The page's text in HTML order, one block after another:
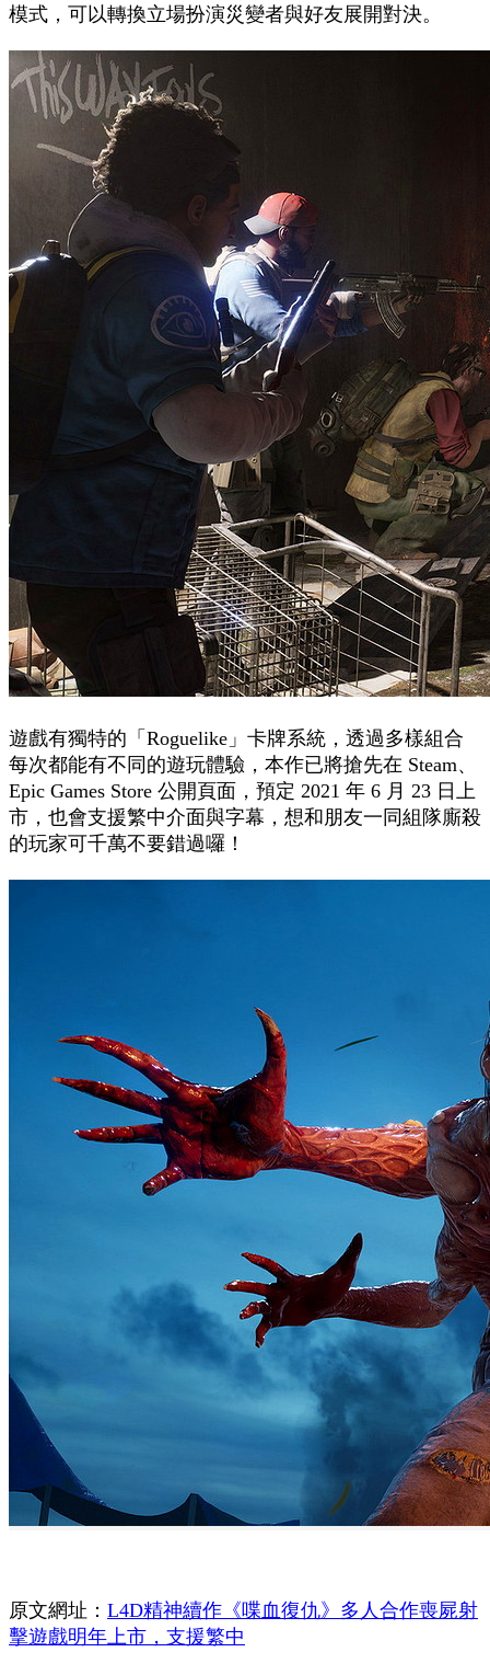
模式，可以轉換立場扮演災變者與好友展開對決。
遊戲有獨特的「Roguelike」卡牌系統，透過多樣組合
每次都能有不同的遊玩體驗，本作已將搶先在 Steam、
Epic Games Store 公開頁面，預定 2021 年 6 月 23 日上
市，也會支援繁中介面與字幕，想和朋友一同組隊廝殺
的玩家可千萬不要錯過囉！
原文網址： L4D精神續作《喋血復仇》多人合作喪屍射
擊遊戲明年上市，支援繁中